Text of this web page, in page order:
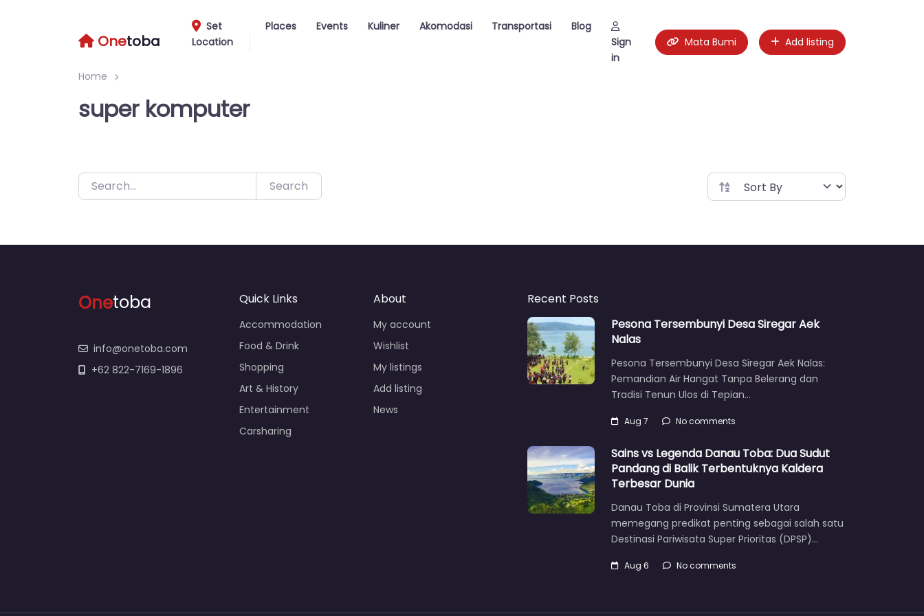
Onetoba
Set
Location
Places Events Kuliner Akomodasi Transportasi
Blog
Sign
in
Mata Bumi Add listing
Home
super komputer
Search
Onetoba
info@onetoba.com
+62 822-7169-1896
Quick Links
Accommodation
Food & Drink
Shopping
Art & History
Entertainment
Carsharing
About
My account
Wishlist
My listings
Add listing
News
Recent Posts
Pesona Tersembunyi Desa Siregar Aek
Nalas
Pesona Tersembunyi Desa Siregar Aek Nalas:
Pemandian Air Hangat Tanpa Belerang dan
Tradisi Tenun Ulos di Tepian…
Aug 7 No comments
Sains vs Legenda Danau Toba: Dua Sudut
Pandang di Balik Terbentuknya Kaldera
Terbesar Dunia
Danau Toba di Provinsi Sumatera Utara
memegang predikat penting sebagai salah satu
Destinasi Pariwisata Super Prioritas (DPSP)…
Aug 6 No comments